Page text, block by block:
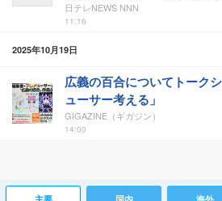
日テレNEWS NNN
11:16
2025年10月19日
広義の百合についてトーク
ューサー考える」
GIGAZINE（ギガジン）
14:00